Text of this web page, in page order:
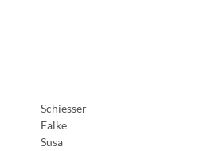
Schiesser
Falke
Susa